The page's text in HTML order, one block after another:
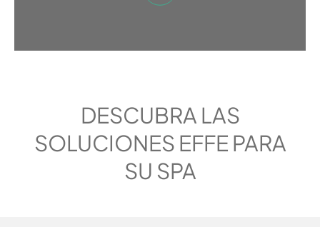
DESCUBRA LAS
SOLUCIONES EFFE PARA
SU SPA